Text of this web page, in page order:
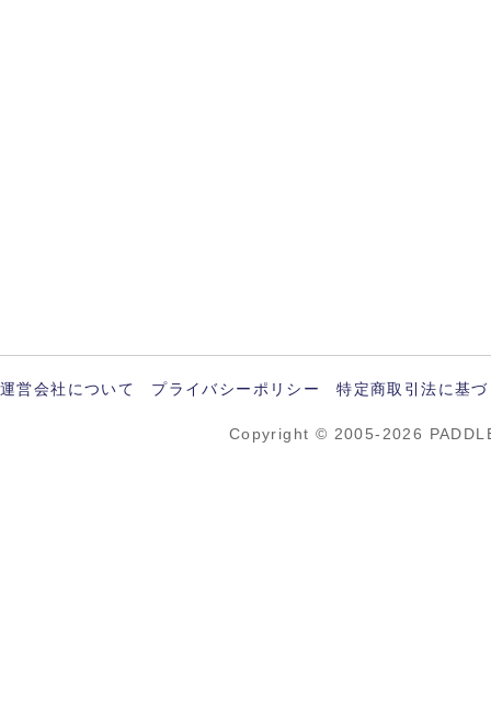
運営会社について プライバシーポリシー 特定商取引法に基
Copyright © 2005-2026